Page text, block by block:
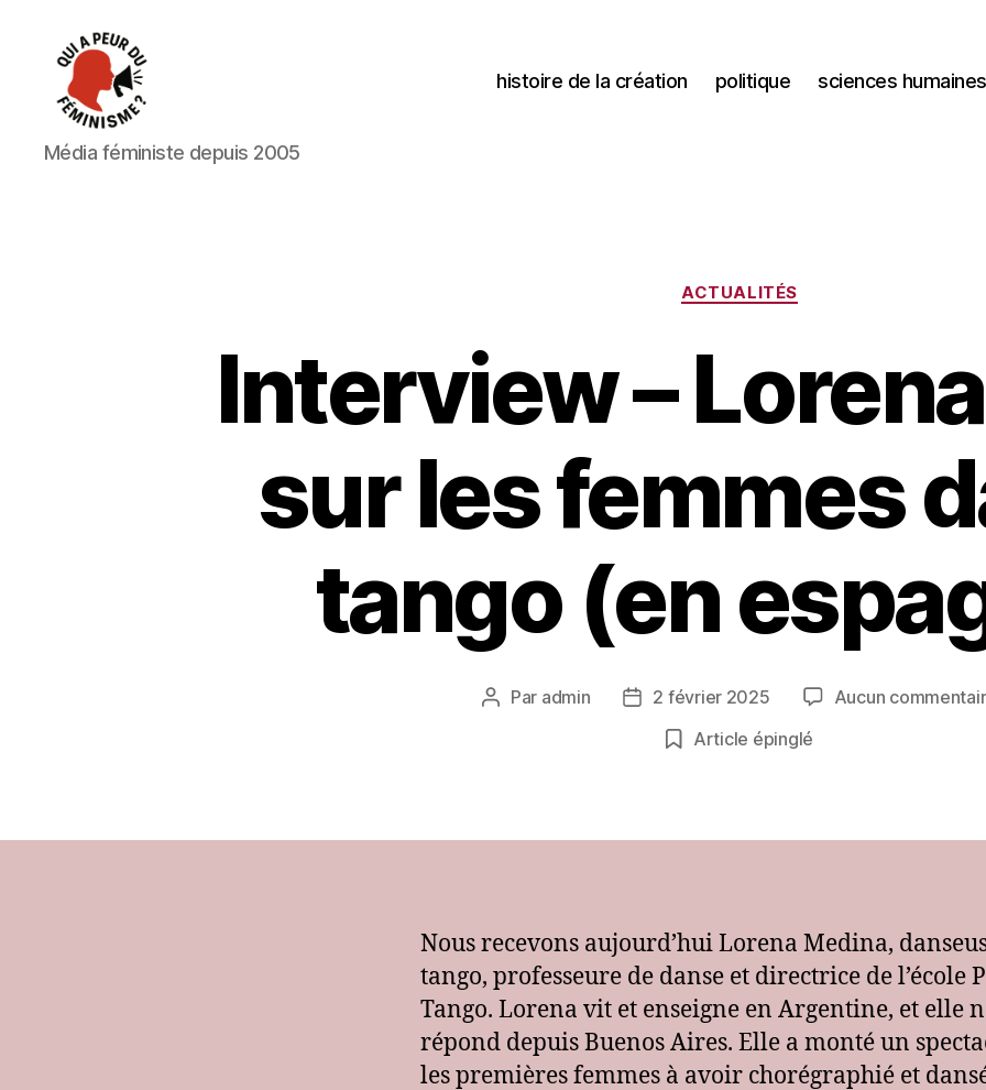
Qui
a
Média féministe depuis 2005
histoire de la création politique sciences humaines
Catégories
ACTUALITÉS
Interview –
sur les femmes
tango (en
Auteur
Par admin
Date
l’article
2 février 2025 Aucun
Article épinglé
Nous recevons aujourd’hui Lorena Medina,
tango, professeure de danse et directrice de l’école
Tango. Lorena vit et enseigne en Argentine, et elle
répond depuis Buenos Aires. Elle a monté un
les premières femmes à avoir chorégraphié et